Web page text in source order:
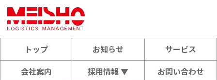
トップ お知らせ サービス
会社案内 採用情報 ▼ お問い合わせ